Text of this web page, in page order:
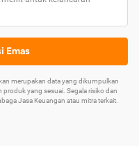
Emas
merupakan data yang dikumpulkan
yang sesuai. Segala risiko dan
Jasa Keuangan atau mitra terkait.